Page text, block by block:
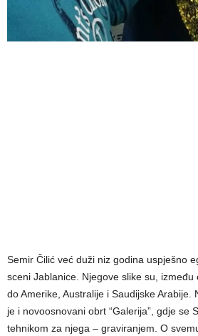
Semir Čilić već duži niz godina uspješno
sceni Jablanice. Njegove slike su,
do Amerike, Australije i Saudijske Arabije.
je i novoosnovani obrt “Galerija”, gdje se
tehnikom za njega – graviranjem. O